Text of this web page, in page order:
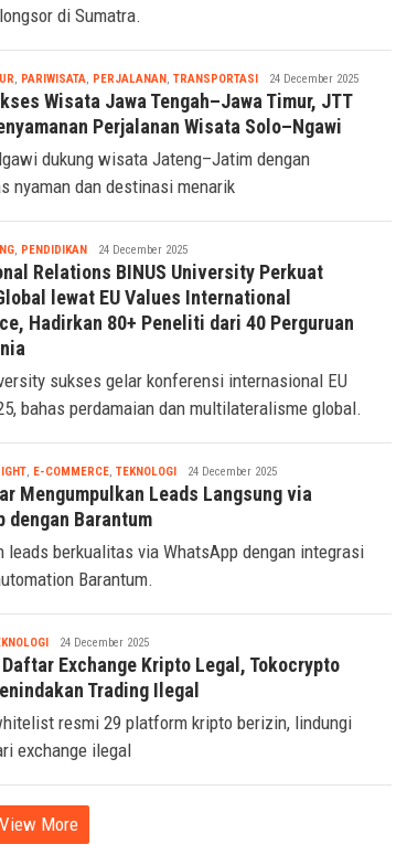
di Sumatra.
, PARIWISATA, PERJALANAN, TRANSPORTASITsaqif
Ridwan
24 December 2025
Wisata Jawa Tengah–Jawa Timur, JTT
Perjalanan Wisata Solo–Ngawi
dukung wisata Jateng–Jatim dengan
nyaman dan destinasi menarik
, PENDIDIKANTsaqif
Ridwan
24 December 2025
Relations BINUS University Perkuat
lewat EU Values International
Hadirkan 80+ Peneliti dari 40 Perguruan
sukses gelar konferensi internasional EU
bahas perdamaian dan multilateralisme global.
, E-COMMERCE, TEKNOLOGITsaqif
Ridwan
24 December 2025
Mengumpulkan Leads Langsung via
dengan Barantum
leads berkualitas via WhatsApp dengan integrasi
Barantum.
Tsaqif
Ridwan
24 December 2025
Exchange Kripto Legal, Tokocrypto
Trading Ilegal
resmi 29 platform kripto berizin, lindungi
exchange ilegal
View More